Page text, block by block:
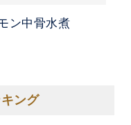
ン中骨水煮
ング